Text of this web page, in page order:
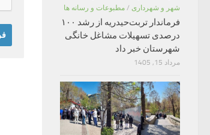
شهر و شهرداری / مطبوعات و رسانه ها
فرماندار تربت‌حیدریه از رشد ۱۰۰
درصدی تسهیلات مشاغل خانگی
شهرستان خبر داد
مرداد 15, 1405